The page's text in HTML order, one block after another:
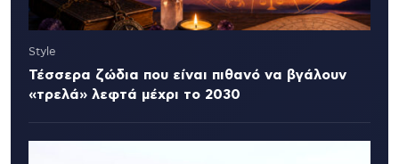
Style
Τέσσερα ζώδια που είναι πιθανό να βγάλουν
«τρελά» λεφτά μέχρι το 2030